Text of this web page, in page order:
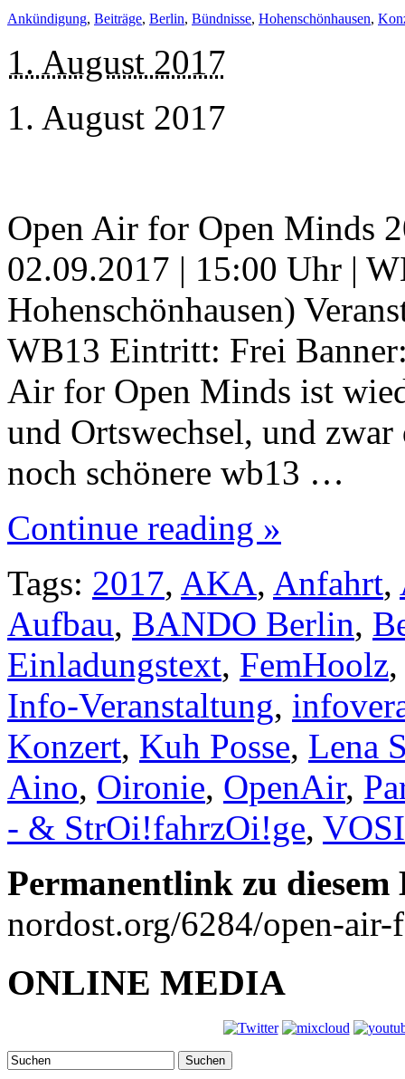
Ankündigung, Beiträge, Berlin, Bündnisse, Hohenschönhausen,
1. August 2017
1. August 2017
Open Air for Open Minds
02.09.2017 | 15:00 Uhr |
Hohenschönhausen)
WB13 Eintritt: Frei
Air for Open Minds ist
und Ortswechsel, und zwar
noch schönere wb13 …
Continue reading »
Tags: 2017, AKA, Anfahrt,
Aufbau, BANDO Berlin,
Einladungstext, FemHoolz
Info-Veranstaltung,
Konzert, Kuh Posse, Lena
Aino, Oironie, OpenAir,
- & StrOi!fahrzOi!ge,
Permanentlink zu
nordost.org/6284/open-
ONLINE MEDIA
Suchen